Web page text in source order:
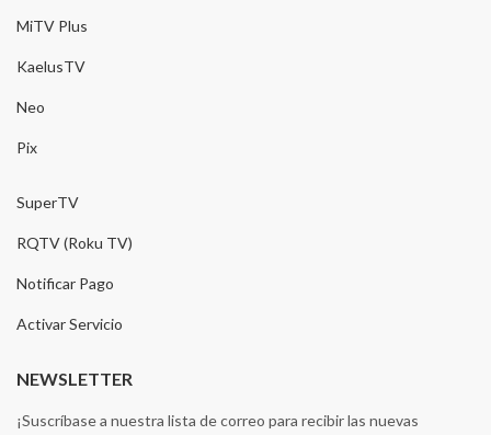
MiTV Plus
KaelusTV
Neo
Pix
SuperTV
RQTV (Roku TV)
Notificar Pago
Activar Servicio
NEWSLETTER
¡Suscríbase a nuestra lista de correo para recibir las nuevas